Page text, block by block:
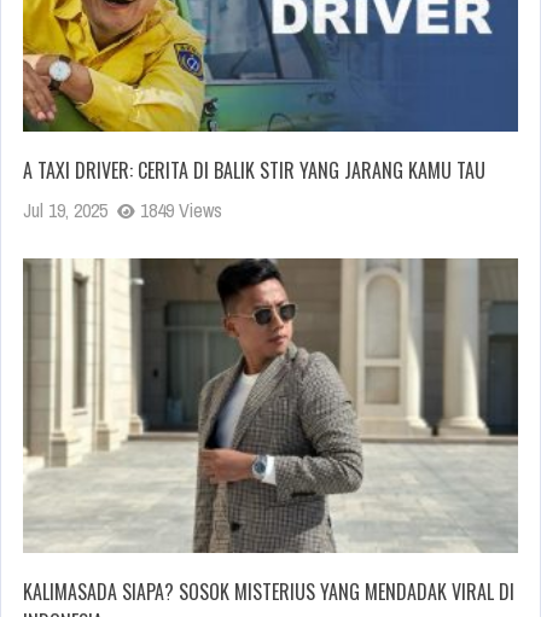
A TAXI DRIVER: CERITA DI BALIK STIR YANG JARANG KAMU TAU
Jul 19, 2025 1849 Views
KALIMASADA SIAPA? SOSOK MISTERIUS YANG MENDADAK VIRAL DI